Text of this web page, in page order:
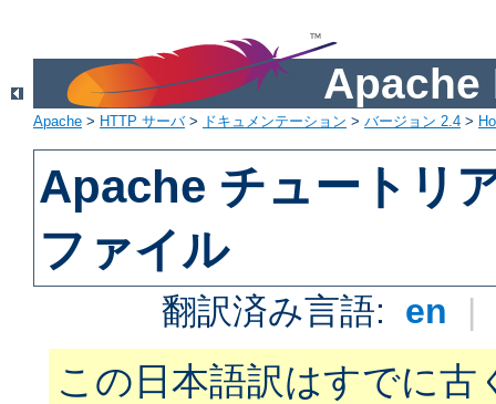
Apache
Apache > HTTP サーバ> ドキュメンテーション > バージョン 2.4 >
Apache チュートリ
ファイル
翻訳済み言語: en |
この日本語訳はすでに古